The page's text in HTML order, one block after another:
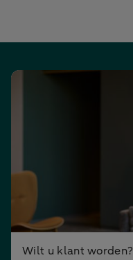
Wilt u klant worden?